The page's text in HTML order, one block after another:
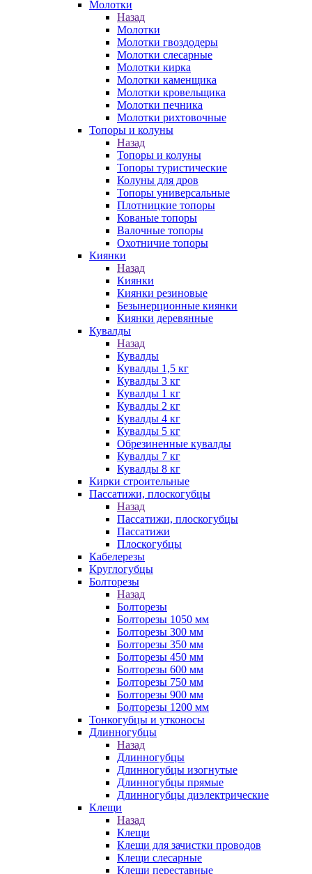
Молотки
Назад
Молотки
Молотки гвоздодеры
Молотки слесарные
Молотки кирка
Молотки каменщика
Молотки кровельщика
Молотки печника
Молотки рихтовочные
Топоры и колуны
Назад
Топоры и колуны
Топоры туристические
Колуны для дров
Топоры универсальные
Плотницкие топоры
Кованые топоры
Валочные топоры
Охотничие топоры
Киянки
Назад
Киянки
Киянки резиновые
Безынерционные киянки
Киянки деревянные
Кувалды
Назад
Кувалды
Кувалды 1,5 кг
Кувалды 3 кг
Кувалды 1 кг
Кувалды 2 кг
Кувалды 4 кг
Кувалды 5 кг
Обрезиненные кувалды
Кувалды 7 кг
Кувалды 8 кг
Кирки строительные
Пассатижи, плоскогубцы
Назад
Пассатижи, плоскогубцы
Пассатижи
Плоскогубцы
Кабелерезы
Круглогубцы
Болторезы
Назад
Болторезы
Болторезы 1050 мм
Болторезы 300 мм
Болторезы 350 мм
Болторезы 450 мм
Болторезы 600 мм
Болторезы 750 мм
Болторезы 900 мм
Болторезы 1200 мм
Тонкогубцы и утконосы
Длинногубцы
Назад
Длинногубцы
Длинногубцы изогнутые
Длинногубцы прямые
Длинногубцы диэлектрические
Клещи
Назад
Клещи
Клещи для зачистки проводов
Клещи слесарные
Клещи переставные